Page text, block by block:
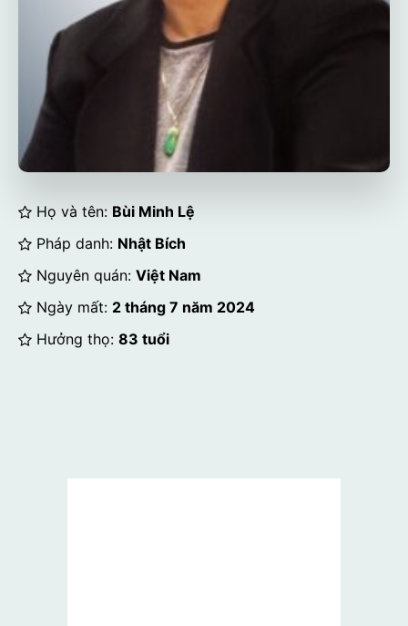
Họ và tên: Bùi Minh Lệ
Pháp danh: Nhật Bích
Nguyên quán: Việt Nam
Ngày mất: 2 tháng 7 năm 2024
Hưởng thọ: 83 tuổi